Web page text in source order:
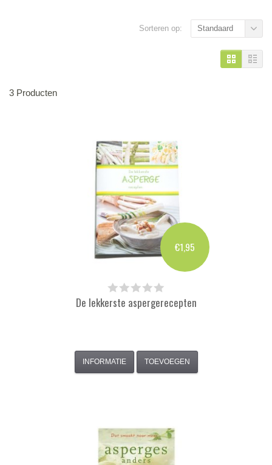
Sorteren op: Standaard
3 Producten
€1,95
De lekkerste aspergerecepten
INFORMATIE TOEVOEGEN